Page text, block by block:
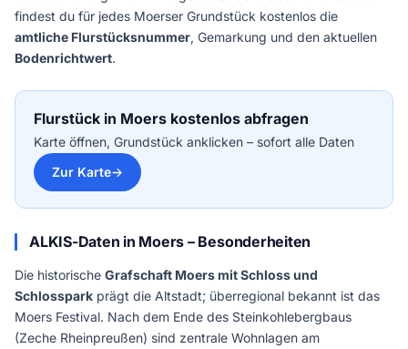
findest du für jedes Moerser Grundstück kostenlos die
amtliche Flurstücksnummer, Gemarkung und den aktuellen
Bodenrichtwert.
Flurstück in Moers kostenlos abfragen
Karte öffnen, Grundstück anklicken – sofort alle Daten
Zur Karte
ALKIS-Daten in Moers – Besonderheiten
Die historische Grafschaft Moers mit Schloss und
Schlosspark prägt die Altstadt; überregional bekannt ist das
Moers Festival. Nach dem Ende des Steinkohlebergbaus
(Zeche Rheinpreußen) sind zentrale Wohnlagen am